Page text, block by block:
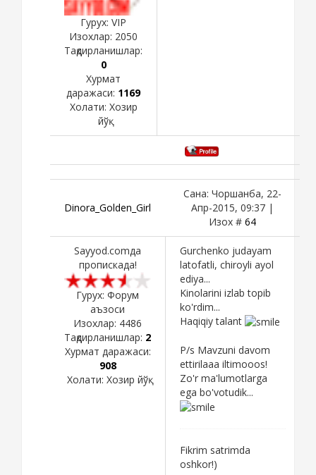
Гурух: VIP
Изохлар: 2050
Тақдирланишлар:
0
Хурмат
даражаси: 1169
Холати: Хозир
йўқ
Dinora_Golden_Girl
Сана: Чоршанба, 22-
Апр-2015, 09:37 |
Изох # 64
Sayyod.comда
пропискада!
Гурух: Форум
аъзоси
Изохлар: 4486
Тақдирланишлар: 2
Хурмат даражаси:
908
Холати: Хозир йўқ
Gurchenko judayam
latofatli, chiroyli ayol
ediya...
Kinolarini izlab topib
ko'rdim...
Haqiqiy talant
P/s Mavzuni davom
ettirilaaa iltimooos!
Zo'r ma'lumotlarga
ega bo'votudik...
Fikrim satrimda
oshkor!)